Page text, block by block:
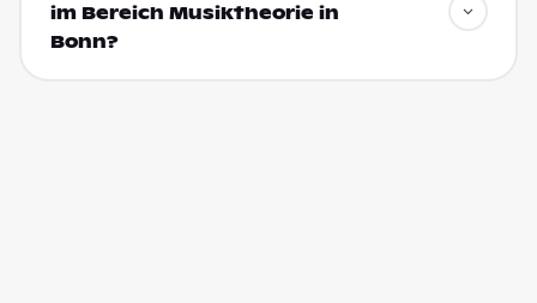
im Bereich Musiktheorie in
Bonn?